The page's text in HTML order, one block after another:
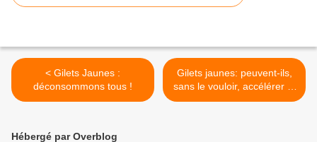
< Gilets Jaunes :
déconsommons tous !
Gilets jaunes: peuvent-ils,
sans le vouloir, accélérer le
retour à la monarchie? >
Hébergé par Overblog